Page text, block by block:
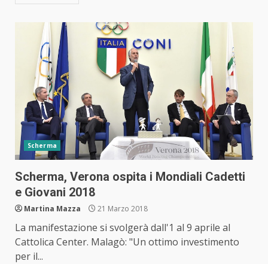
Scherma
Scherma, Verona ospita i Mondiali Cadetti
e Giovani 2018
Martina Mazza 21 Marzo 2018
La manifestazione si svolgerà dall'1 al 9 aprile al
Cattolica Center. Malagò: "Un ottimo investimento
per il...